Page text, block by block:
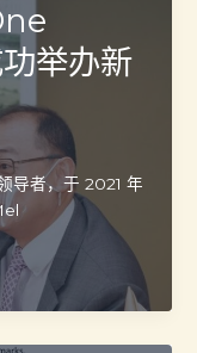
举办新
导者，于 2021 年